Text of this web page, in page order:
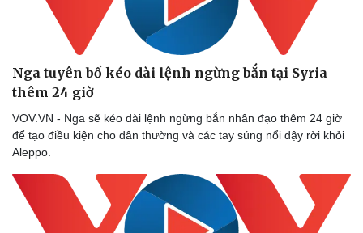
Nga tuyên bố kéo dài lệnh ngừng bắn tại Syria
thêm 24 giờ
VOV.VN - Nga sẽ kéo dài lệnh ngừng bắn nhân đạo thêm 24 giờ
để tạo điều kiện cho dân thường và các tay súng nổi dậy rời khỏi
Aleppo.